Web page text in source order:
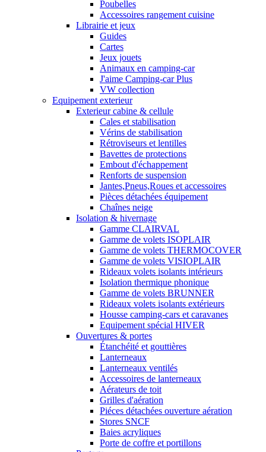
Poubelles
Accessoires rangement cuisine
Librairie et jeux
Guides
Cartes
Jeux jouets
Animaux en camping-car
J'aime Camping-car Plus
VW collection
Equipement exterieur
Exterieur cabine & cellule
Cales et stabilisation
Vérins de stabilisation
Rétroviseurs et lentilles
Bavettes de protections
Embout d'échappement
Renforts de suspension
Jantes,Pneus,Roues et accessoires
Pièces détachées équipement
Chaînes neige
Isolation & hivernage
Gamme CLAIRVAL
Gamme de volets ISOPLAIR
Gamme de volets THERMOCOVER
Gamme de volets VISIOPLAIR
Rideaux volets isolants intérieurs
Isolation thermique phonique
Gamme de volets BRUNNER
Rideaux volets isolants extérieurs
Housse camping-cars et caravanes
Equipement spécial HIVER
Ouvertures & portes
Étanchéité et gouttières
Lanterneaux
Lanterneaux ventilés
Accessoires de lanterneaux
Aérateurs de toit
Grilles d'aération
Piéces détachées ouverture aération
Stores SNCF
Baies acryliques
Porte de coffre et portillons